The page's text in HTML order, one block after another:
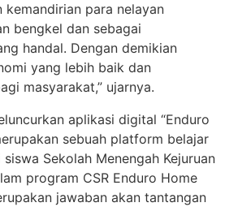
kemandirian para nelayan
bengkel dan sebagai
handal. Dengan demikian
yang lebih baik dan
masyarakat,” ujarnya.
aplikasi digital “Enduro
sebuah platform belajar
Sekolah Menengah Kejuruan
program CSR Enduro Home
jawaban akan tantangan